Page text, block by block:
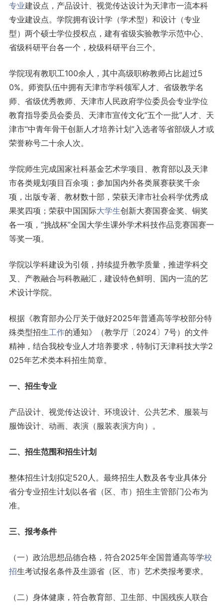
专业建设点，产品设计、视觉传达设计为天津市一流本科
专业建设点。学院拥有设计学（学术型）和设计（专业
型）两个硕士学位授权点，建有省级实验教学示范中心、
省级科研平台各一个，校级科研平台三个。
学院现有教职工100余人，其中高级职称教师占比超过5
0%。师资队伍中拥有天津市学科领军人才、省级教学名
师、省级优秀教师、天津市人民政府学位委员会专业学位
教育指导委员会委员、天津市宣传文化“五个一批”人才、天
津市“中青年骨干创新人才培养计划”入选者等省部级人才或
荣誉称号二十余人次。
学院师生完成国家社科基金艺术学项目、教育部以及天津
市各类规划项目百余项；参加国内外各类展赛获奖千余
项，出版专著、教材数十部，荣获天津市社会科学优秀成
果奖四项；荣获中国国际大学生创新大赛国赛金奖、铜奖
各一项，“挑战杯”全国大学生课外学术科技作品竞赛国赛一
等奖一项。
学院以学科建设为引领，持续提升教学质量，推进学科交
叉、产教融合与科教融汇，建设特色鲜明、国内一流的艺
术设计学院。
根据《教育部办公厅关于做好2025年普通高等学校部分特
殊类型招生工作的通知》（教学厅〔2024〕7号）的文件
精神，结合我校专业人才培养要求，特制订天津科技大学2
025年艺术类本科招生简章。
一、招生专业
产品设计、视觉传达设计、环境设计、公共艺术、服装与
服饰设计、动画、表演（服装表演方向）。
二、招生范围和招生计划
整体招生计划拟定520人。最终招生人数及各专业具体分
省分专业招生计划以各省（区、市）招生主管部门公布为
准。
三、报考条件
（一）政治思想品德合格，符合2025年全国普通高等学校
招生考试报名条件及生源省（区、市）艺术类报考要求。
（二）身体健康，符合教育部、卫生部、中国残疾人联合